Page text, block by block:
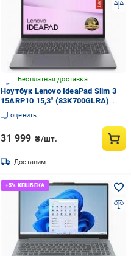
Бесплатная доставка
Ноутбук Lenovo IdeaPad Slim 3
15ARP10 15,3" (83K700GLRA)
luna grey
оценить
31 999 ₴/шт.
Доставим